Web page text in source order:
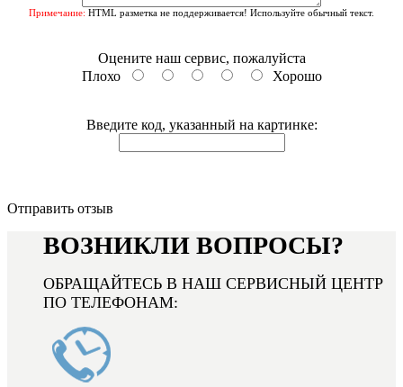
Примечание: HTML разметка не поддерживается! Используйте обычный текст.
Оцените наш сервис, пожалуйста
Плохо
Хорошо
Введите код, указанный на картинке:
Отправить отзыв
ВОЗНИКЛИ ВОПРОСЫ?
ОБРАЩАЙТЕСЬ В НАШ СЕРВИСНЫЙ ЦЕНТР
ПО ТЕЛЕФОНАМ: